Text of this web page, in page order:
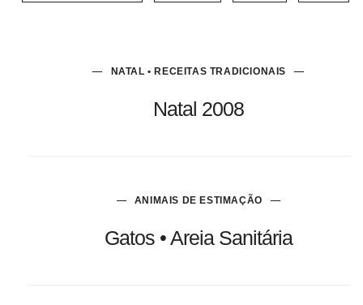
NATAL • RECEITAS TRADICIONAIS
Natal 2008
ANIMAIS DE ESTIMAÇÃO
Gatos • Areia Sanitária